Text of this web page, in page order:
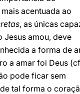
acentuada ao
, as únicas
Jesus amou, deve
a forma de
a amar foi Deus
pode ficar sem
tal forma o